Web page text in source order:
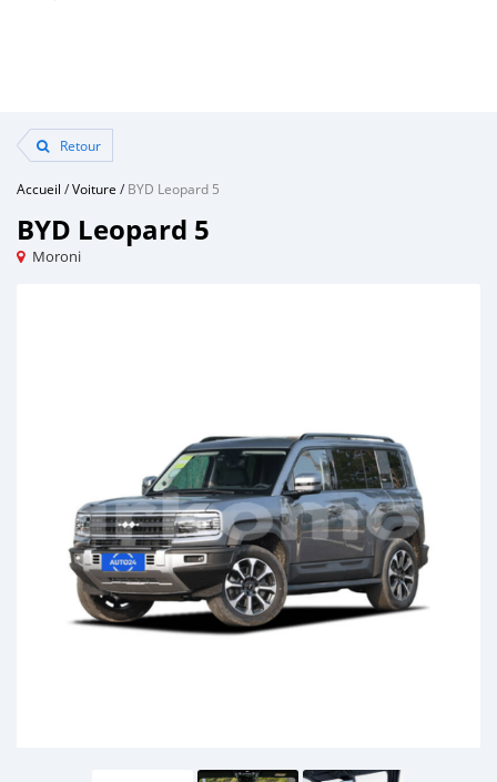
Retour
Accueil /Voiture /BYD Leopard 5
BYD Leopard 5
Moroni